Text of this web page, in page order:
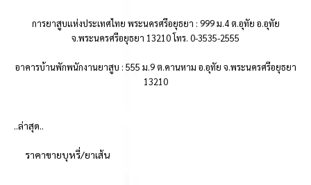
การยาสูบแห่งประเทศไทย พระนครศรีอยุธยา : 999 ม.4 ต.อุทัย อ.อุทัย
จ.พระนครศรีอยุธยา 13210 โทร. 0-3535-2555
อาคารบ้านพักพนักงานยาสูบ : 555 ม.9 ต.คานหาม อ.อุทัย จ.พระนครศรีอยุธยา
13210
..ล่าสุด..
ราคาขายบุหรี่/ยาเส้น